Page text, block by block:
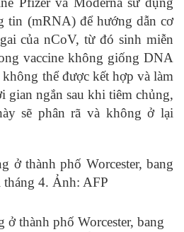
tin (mRNA) để hướng dẫn cơ
của nCoV, từ đó sinh miễn
vaccine không giống DNA
thể được kết hợp và làm
gian ngắn sau khi tiêm chủng,
sẽ phân rã và không ở lại
thành phố Worcester, bang